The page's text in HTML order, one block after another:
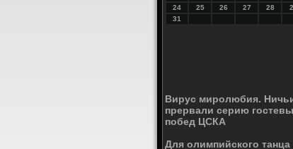
24
25 26 27 28
31
Вирус миролюбия.
прервали серию
побед ЦСКА
Для олимпийского